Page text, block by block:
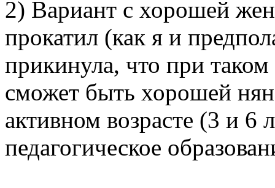
2) Вариант с хорошей
прокатил (как я и
прикинула, что при
сможет быть хорошей
активном возрасте (3 и 6
педагогическое